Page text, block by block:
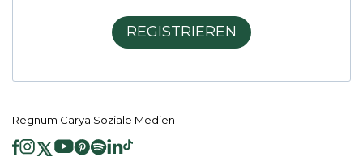
REGISTRIEREN
Regnum Carya Soziale Medien